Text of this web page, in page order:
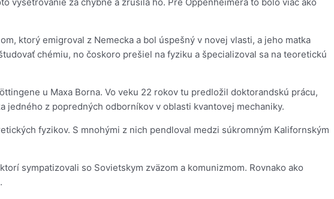
ktorý emigroval z Nemecka a bol úspešný v novej vlasti, a jeho matka
chémiu, no čoskoro prešiel na fyziku a špecializoval sa na teoretickú
u Maxa Borna. Vo veku 22 rokov tu predložil doktorandskú prácu,
z popredných odborníkov v oblasti kvantovej mechaniky.
fyzikov. S mnohými z nich pendloval medzi súkromným Kalifornským
sympatizovali so Sovietskym zväzom a komunizmom. Rovnako ako